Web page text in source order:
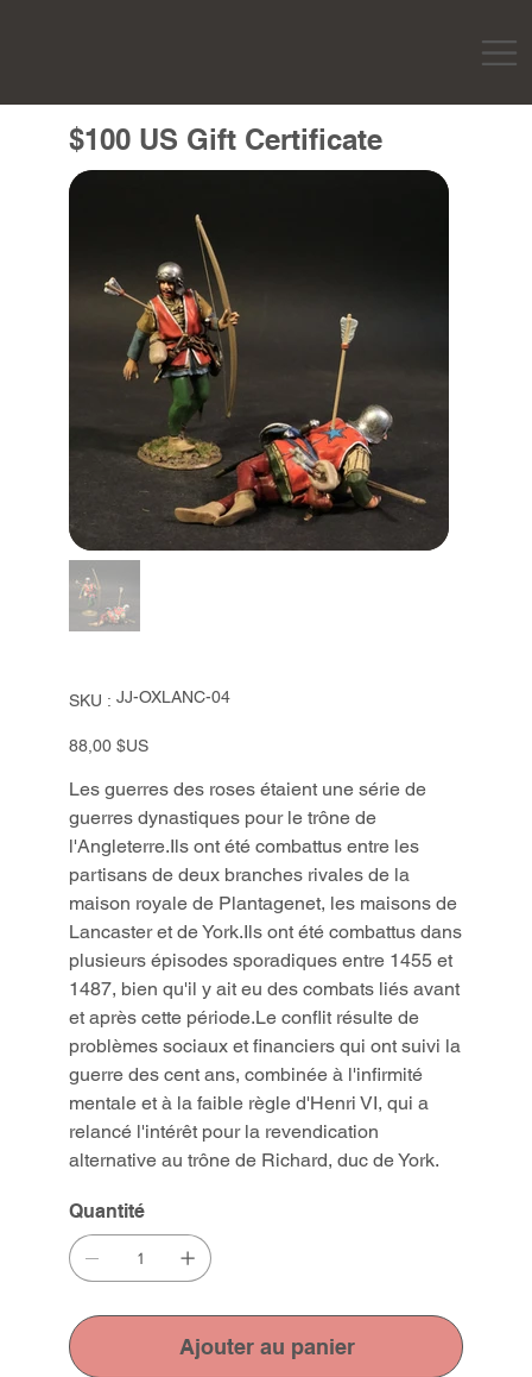
$100 US Gift Certificate
SKU :
SKU
JJ-
JJ-OXLANC-04
Prix
88,00 $US
Les guerres des roses étaient une série de
guerres dynastiques pour le trône de
l'Angleterre.Ils ont été combattus entre les
partisans de deux branches rivales de la
maison royale de Plantagenet, les maisons de
Lancaster et de York.Ils ont été combattus dans
plusieurs épisodes sporadiques entre 1455 et
1487, bien qu'il y ait eu des combats liés avant
et après cette période.Le conflit résulte de
problèmes sociaux et financiers qui ont suivi la
guerre des cent ans, combinée à l'infirmité
mentale et à la faible règle d'Henri VI, qui a
relancé l'intérêt pour la revendication
alternative au trône de Richard, duc de York.
Quantité
Ajouter au panier